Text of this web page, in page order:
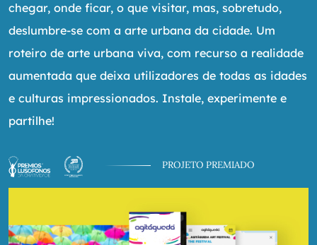
chegar, onde ficar, o que visitar, mas, sobretudo,
deslumbre-se com a arte urbana da cidade. Um
roteiro de arte urbana viva, com recurso a realidade
aumentada que deixa utilizadores de todas as idades
e culturas impressionados. Instale, experimente e
partilhe!
PROJETO PREMIADO